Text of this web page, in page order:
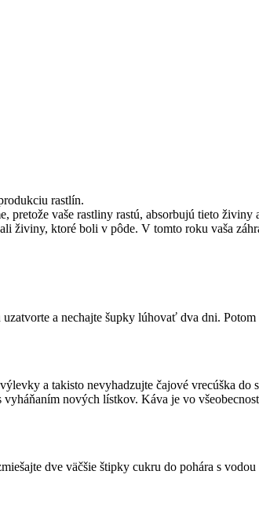
rastlín.
vaše rastliny rastú, absorbujú tieto živiny
živiny, ktoré boli v pôde. V tomto roku vaša
a nechajte šupky lúhovať dva dni.
a takisto nevyhadzujte čajové vrecúška do
nových lístkov. Káva je vo
dve väčšie štipky cukru do pohára s